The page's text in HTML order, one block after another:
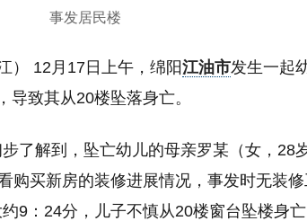
事发居民楼
） 12月17日上午，绵阳江油市发生一起
致其从20楼坠落身亡。
了解到，坠亡幼儿的母亲罗某（女，28
购买新房的装修进展情况，事发时无装
9：24分，儿子不慎从20楼窗台坠楼身亡